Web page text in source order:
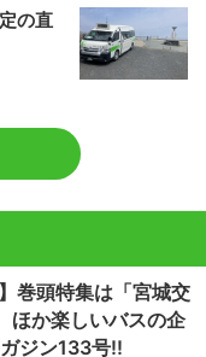
の直
巻頭特集は「宮城交
か楽しいバスの企
ジン133号!!